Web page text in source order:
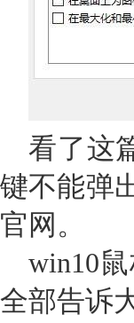
看了这
键不能弹
官网。
win10
全部告诉